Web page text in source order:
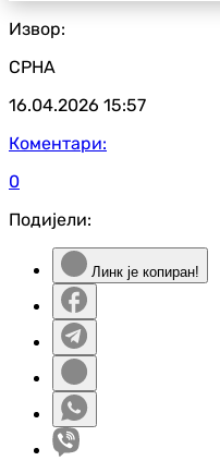
Извор:
СРНА
16.04.2026 15:57
Коментари:
0
Подијели:
Линк је копиран!